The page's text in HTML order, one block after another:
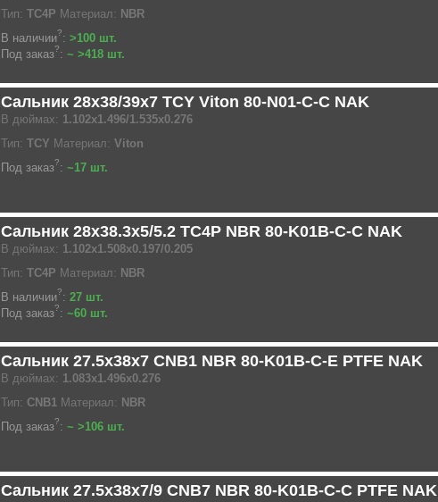
Тип: TC4P Материал: NBR
В наличии?: >100 шт.
Под заказ?: ~ >418 шт.
Сальник 28x38/39x7 TCY Viton 80-N01-C-C NAK
В дюймах: 1.102x1.496/1.535x0.276
Тип: TCY Материал: Viton
Под заказ?: ~17 шт.
Сальник 28x38.3x5/5.2 TC4P NBR 80-K01B-C-C NAK
В дюймах: 1.102x1.508x0.197/0.205
Тип: TC4P Материал: NBR
В наличии?: 27 шт.
Под заказ?: ~60 шт.
Сальник 27.5x38x7 CNB1 NBR 80-K01B-C-E PTFE NAK
В дюймах: 1.083x1.496x0.276
Тип: CNB1 Материал: NBR
Под заказ?: ~ >106 шт.
Сальник 27.5x38x7/9 CNB7 NBR 80-K01B-C-C PTFE NAK